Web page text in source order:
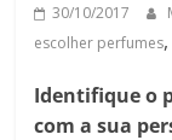
30/10/2017
escolher perfumes,
Identifique o
com a sua